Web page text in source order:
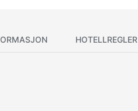
HOTELLREGLER